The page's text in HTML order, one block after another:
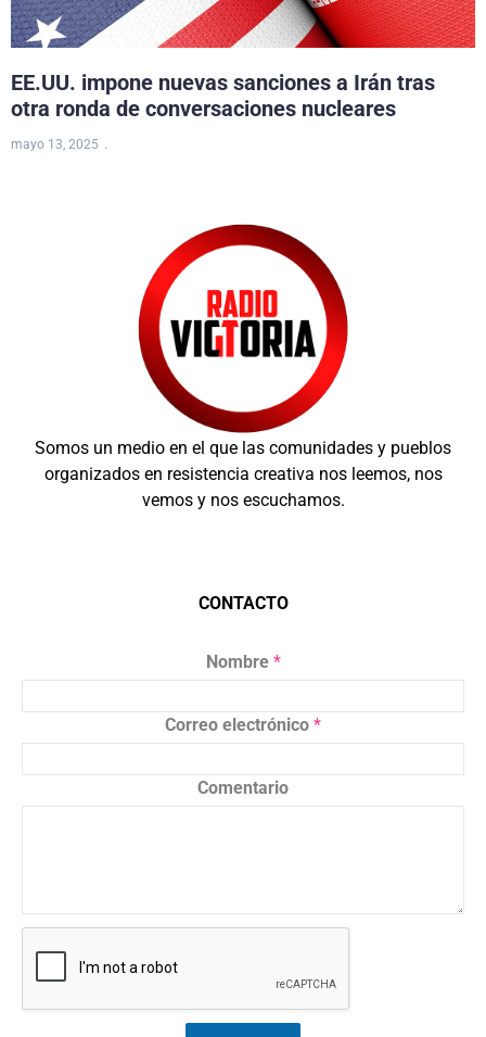
EE.UU. impone nuevas sanciones a Irán tras
otra ronda de conversaciones nucleares
mayo 13, 2025
Somos un medio en el que las comunidades y pueblos
organizados en resistencia creativa nos leemos, nos
vemos y nos escuchamos.
CONTACTO
Nombre *
Correo electrónico *
Comentario